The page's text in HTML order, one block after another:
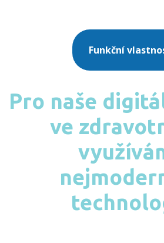
Funkční
Pro naše
ve